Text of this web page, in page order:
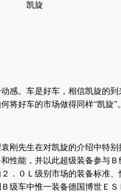
凯旋
。车是好车，相信凯旋的到
将好车的市场做得同样“凯旋”。
刚先生在对凯旋的介绍中特
性能，并以此超级装备参与Ｂ
．０Ｌ级别市场的装备标准
级车中惟一装备德国博世Ｅ